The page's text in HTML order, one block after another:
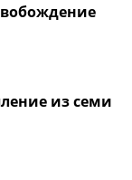
из семи